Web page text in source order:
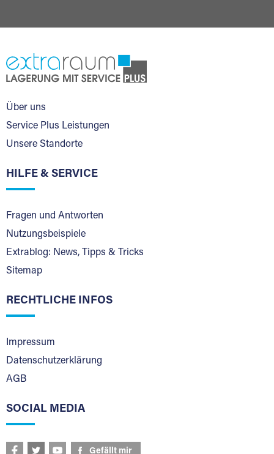
Über uns
Service Plus Leistungen
Unsere Standorte
HILFE & SERVICE
Fragen und Antworten
Nutzungsbeispiele
Extrablog: News, Tipps & Tricks
Sitemap
RECHTLICHE INFOS
Impressum
Datenschutzerklärung
AGB
SOCIAL MEDIA
Gefällt mir